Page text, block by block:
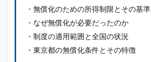
1.4
なぜ
無償
化が
・無償化のための所得制限とその基準
・なぜ無償化が必要だったのか
・制度の適用範囲と全国の状況
・東京都の無償化条件とその特徴